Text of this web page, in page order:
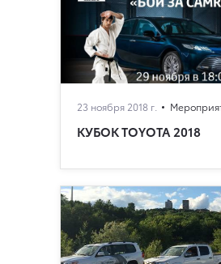
23 ноября 2018 г.
КУБОК TOYOTA 2018